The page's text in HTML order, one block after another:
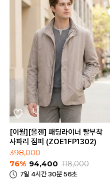
[이월][올젠] 패딩라이너 탈부착
사파리 점퍼 (ZOE1FP1302)
398,000
76% 94,400 118,000
7일 4시간 30분 56초